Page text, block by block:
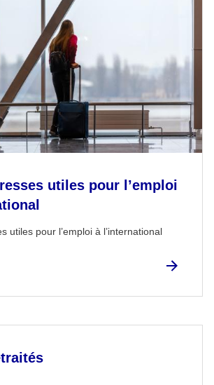
utiles pour l’emploi
utiles pour l’emploi à l’international